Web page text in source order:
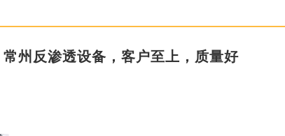
常州反渗透设备，客户至上，质量好